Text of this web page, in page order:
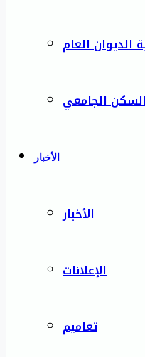
الديوان العام
الجامعي
الأخبار
الأخبار
الإعلانات
تعاميم